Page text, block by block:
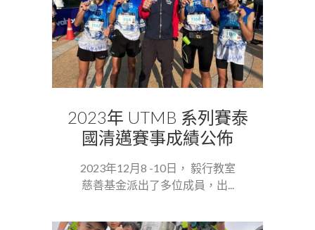
2023年 UTMB 系列賽泰
國清邁賽事成績公佈
2023年12月8 -10日， 毅行教室
慈善基金派出了多位成員，出...